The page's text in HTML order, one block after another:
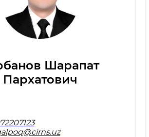
Шарапат
Пархатович